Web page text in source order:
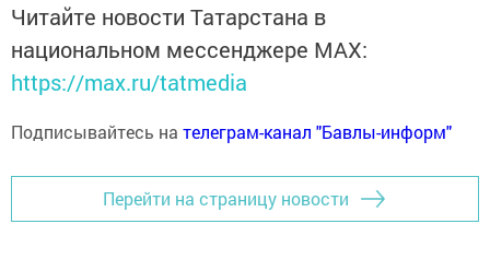
Читайте новости Татарстана в
национальном мессенджере MАХ:
https://max.ru/tatmedia
Подписывайтесь на телеграм-канал "Бавлы-информ"
Перейти на страницу новости